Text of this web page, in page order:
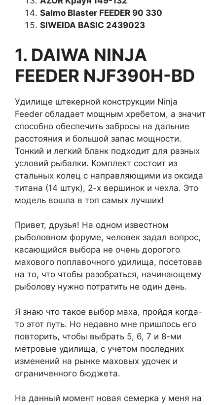
Salmo Blaster FEEDER 90 330
SIWEIDA BASIC 2439023
1. DAIWA NINJA
FEEDER NJF390H-BD
Удилище штекерной конструкции Ninja
Feeder обладает мощным хребетом, а значит
способно обеспечить забросы на дальние
расстояния и большой запас мощности.
Тонкий и легкий бланк подходит для разных
условий рыбалки. Комплект состоит из
стальных колец с направляющими из оксида
титана (14 штук), 2-х вершинок и чехла. Это
модель вошла в топ самых лучших!
Привет, друзья! На одном известном
рыболовном форуме, человек задал вопрос,
касающийся выбора не очень дорогого
махового поплавочного удилища, посетовав
на то, что чтобы разобраться, начинающему
рыболову нужно потратить не один день.
Я знаю что такое выбор маха, пройдя когда-
то этот путь. Но недавно мне пришлось его
повторить, чтобы выбрать 5, 6, 7 и 8-ми
метровые удилища, с учетом последних
изменений на рынке маховых удочек и
ограниченного бюджета.
На данный момент новая семерка у меня на